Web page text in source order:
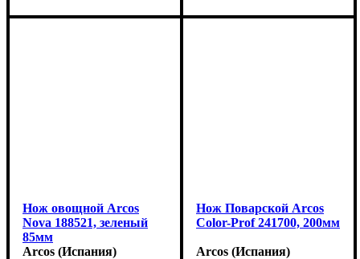
Нож овощной Arcos
Nova 188521, зеленый
85мм
Arcos (Испания)
Нож Поварской Arcos
Сolor-Prof 241700, 200мм
Arcos (Испания)